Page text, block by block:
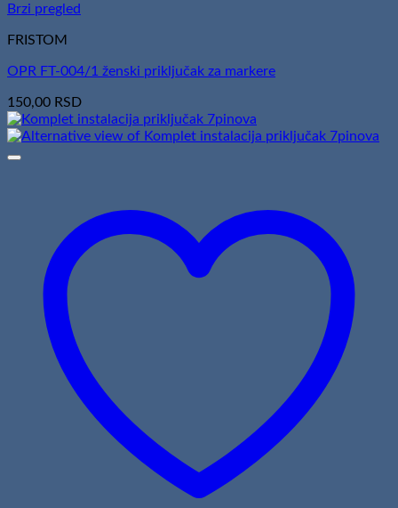
Brzi pregled
FRISTOM
OPR FT-004/1 ženski priključak za markere
150,00 RSD